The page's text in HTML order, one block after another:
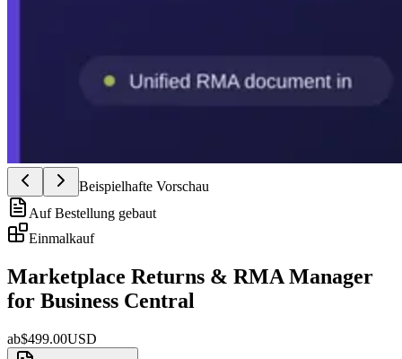
Beispielhafte Vorschau
Auf Bestellung gebaut
Einmalkauf
Marketplace Returns & RMA Manager
for Business Central
ab$499.00USD